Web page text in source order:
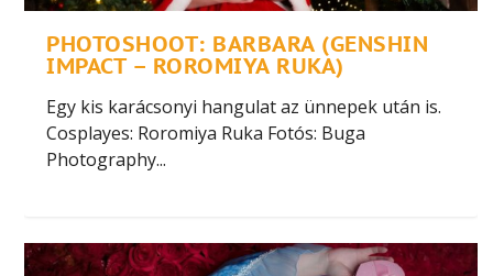
PHOTOSHOOT: BARBARA (GENSHIN
IMPACT – ROROMIYA RUKA)
Egy kis karácsonyi hangulat az ünnepek után is.
Cosplayes: Roromiya Ruka Fotós: Buga
Photography...